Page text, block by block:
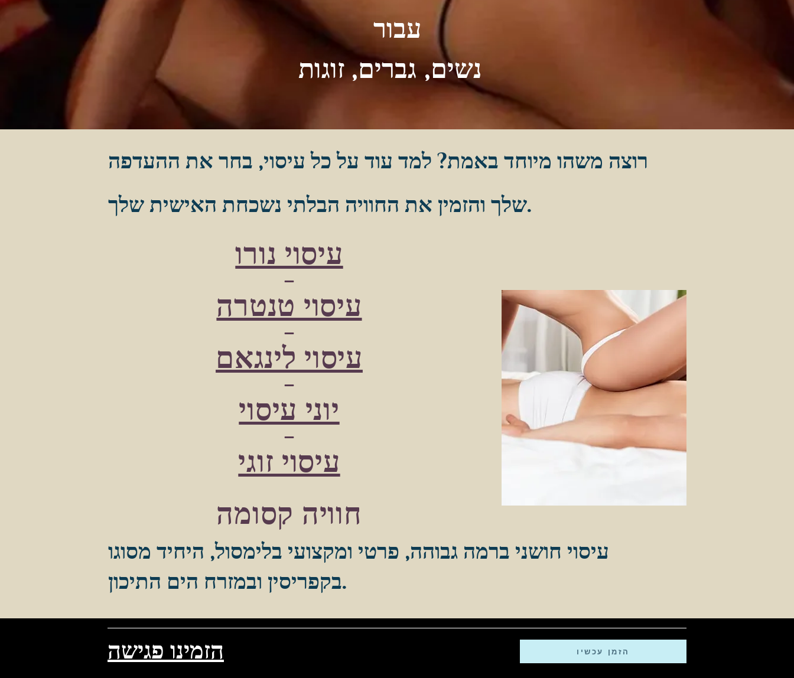
עבור
נשים, גברים, זוגות
רוצה משהו מיוחד באמת? למד עוד על כל עיסוי, בחר את ההעדפה
שלך והזמין את החוויה הבלתי נשכחת האישית שלך.
עיסוי נורו
-
עיסוי טנטרה
-
עיסוי לינגאם
-
יוני עיסוי
-
עיסוי זוגי
חוויה קסומה
עיסוי חושני ברמה גבוהה, פרטי ומקצועי בלימסול, היחיד מסוגו
בקפריסין ובמזרח הים התיכון.
הזמינו פגישה הזמן עכשיו